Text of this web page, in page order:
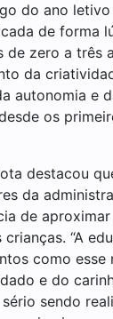
do ano
de forma
de zero a três
da
autonomia e
os
destacou
da
de
“A
como esse
e do
sendo